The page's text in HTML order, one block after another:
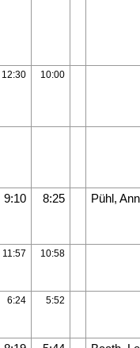
12:30 10:00
9:10 8:25 Pühl,
11:57 10:58
6:24 5:52